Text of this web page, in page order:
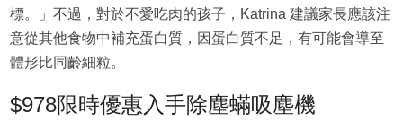
標。」不過，對於不愛吃肉的孩子，Katrina 建議家長應該注
意從其他食物中補充蛋白質，因蛋白質不足，有可能會導至
體形比同齡細粒。
$978限時優惠入手除塵蟎吸塵機